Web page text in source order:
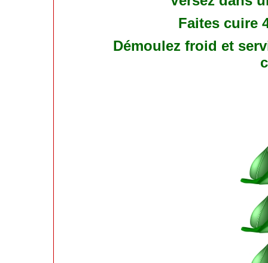
Faites cuire
Démoulez froid et